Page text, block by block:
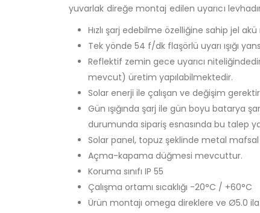
yuvarlak direğe montaj edilen uyarıcı
Hızlı şarj edebilme özelliğine sahip jel
Tek yönde 54 f/dk flaşörlü uyarı ışığı
Reflektif zemin gece uyarıcı
mevcut) üretim yapılabilmektedir.
Solar enerji ile çalışan ve değişim
Gün ışığında şarj ile gün boyu batarya
durumunda sipariş esnasında bu talep
Solar panel, topuz şeklinde metal
Açma-kapama düğmesi mevcuttur.
Koruma sınıfı IP 55
Çalışma ortamı sıcaklığı -20°C / +60°C
Ürün montajı omega direklere ve Ø5.0